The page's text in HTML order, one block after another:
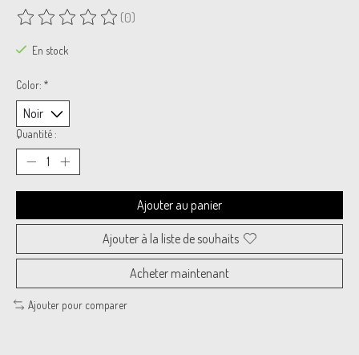
Ce produit est évalué à0
(0)
En stock
Color: *
Quantité :
Ajouter au panier
Ajouter à la liste de souhaits
Acheter maintenant
Ajouter pour comparer